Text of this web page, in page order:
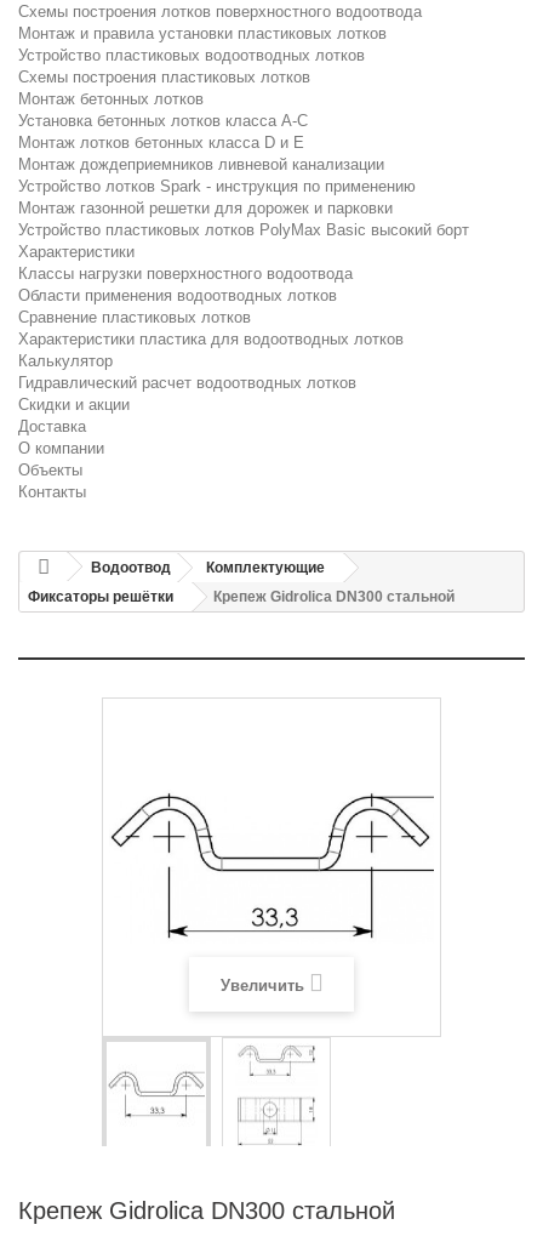
Схемы построения лотков поверхностного водоотвода
Монтаж и правила установки пластиковых лотков
Устройство пластиковых водоотводных лотков
Схемы построения пластиковых лотков
Монтаж бетонных лотков
Установка бетонных лотков класса A-C
Монтаж лотков бетонных класса D и E
Монтаж дождеприемников ливневой канализации
Устройство лотков Spark - инструкция по применению
Монтаж газонной решетки для дорожек и парковки
Устройство пластиковых лотков PolyMax Basic высокий борт
Характеристики
Классы нагрузки поверхностного водоотвода
Области применения водоотводных лотков
Сравнение пластиковых лотков
Характеристики пластика для водоотводных лотков
Калькулятор
Гидравлический расчет водоотводных лотков
Скидки и акции
Доставка
О компании
Объекты
Контакты
Водоотвод
Комплектующие
Фиксаторы решётки
Крепеж Gidrolica DN300 стальной
Увеличить
Крепеж Gidrolica DN300 стальной